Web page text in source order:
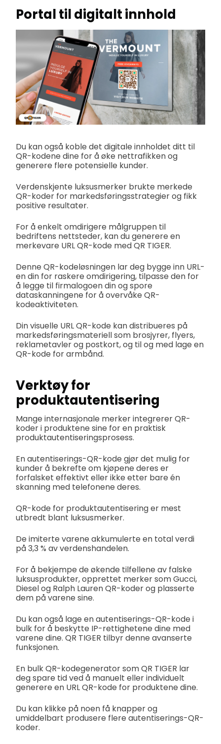
Portal til digitalt innhold
Du kan også koble det digitale innholdet ditt til
QR-kodene dine for å øke nettrafikken og
generere flere potensielle kunder.
Verdenskjente luksusmerker brukte merkede
QR-koder for markedsføringsstrategier og fikk
positive resultater.
For å enkelt omdirigere målgruppen til
bedriftens nettsteder, kan du generere en
merkevare URL QR-kode med QR TIGER.
Denne QR-kodeløsningen lar deg bygge inn URL-
en din for raskere omdirigering, tilpasse den for
å legge til firmalogoen din og spore
dataskanningene for å overvåke QR-
kodeaktiviteten.
Din visuelle URL QR-kode kan distribueres på
markedsføringsmateriell som brosjyrer, flyers,
reklametavler og postkort, og til og med lage en
QR-kode for armbånd.
Verktøy for
produktautentisering
Mange internasjonale merker integrerer QR-
koder i produktene sine for en praktisk
produktautentiseringsprosess.
En autentiserings-QR-kode gjør det mulig for
kunder å bekrefte om kjøpene deres er
forfalsket effektivt eller ikke etter bare én
skanning med telefonene deres.
QR-kode for produktautentisering er mest
utbredt blant luksusmerker.
De imiterte varene akkumulerte en total verdi
på 3,3 % av verdenshandelen.
For å bekjempe de økende tilfellene av falske
luksusprodukter, opprettet merker som Gucci,
Diesel og Ralph Lauren QR-koder og plasserte
dem på varene sine.
Du kan også lage en autentiserings-QR-kode i
bulk for å beskytte IP-rettighetene dine med
varene dine. QR TIGER tilbyr denne avanserte
funksjonen.
En bulk QR-kodegenerator som QR TIGER lar
deg spare tid ved å manuelt eller individuelt
generere en URL QR-kode for produktene dine.
Du kan klikke på noen få knapper og
umiddelbart produsere flere autentiserings-QR-
koder.